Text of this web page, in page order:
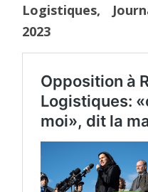
Logistiques,
2023